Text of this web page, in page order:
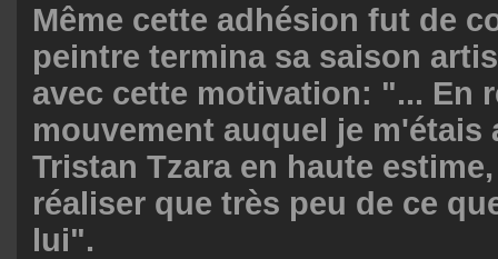
Même cette adhésion fut de
peintre termina sa saison
avec cette motivation: "... En
mouvement auquel je m'étais
Tristan Tzara en haute
réaliser que très peu de ce
lui".